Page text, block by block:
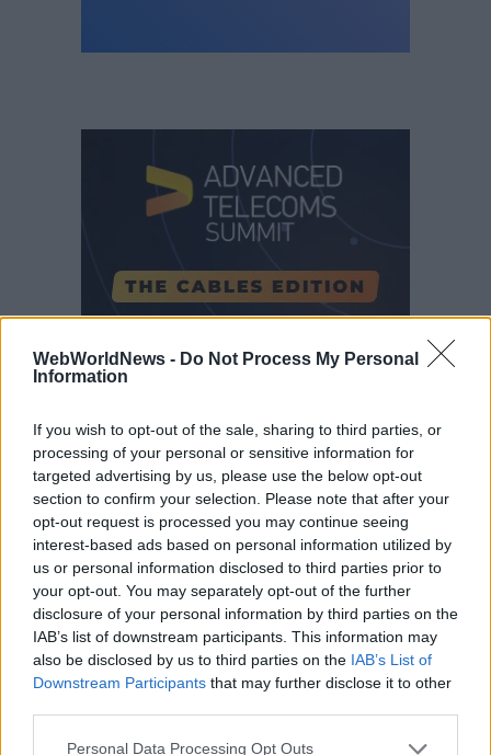
WebWorldNews - Do Not Process My Personal
Information
If you wish to opt-out of the sale, sharing to third parties, or
processing of your personal or sensitive information for
targeted advertising by us, please use the below opt-out
section to confirm your selection. Please note that after your
opt-out request is processed you may continue seeing
interest-based ads based on personal information utilized by
us or personal information disclosed to third parties prior to
your opt-out. You may separately opt-out of the further
disclosure of your personal information by third parties on the
IAB’s list of downstream participants. This information may
also be disclosed by us to third parties on the IAB’s List of
Downstream Participants that may further disclose it to other
Personal Data Processing Opt Outs